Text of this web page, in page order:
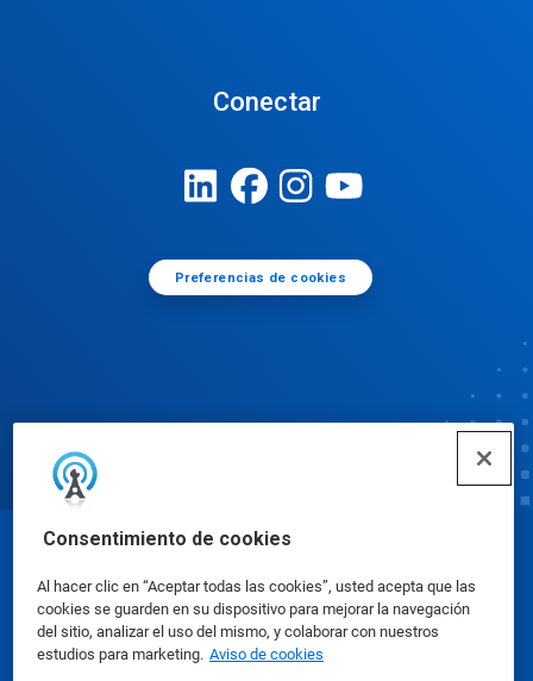
Consentimiento de cookies
Al hacer clic en “Aceptar todas las cookies”, usted acepta que las
cookies se guarden en su dispositivo para mejorar la navegación
del sitio, analizar el uso del mismo, y colaborar con nuestros
estudios para marketing. Aviso de cookies
Conectar
Preferencias de cookies
Hojas de datos de seguridad|Política de privacidad
|condiciones de uso